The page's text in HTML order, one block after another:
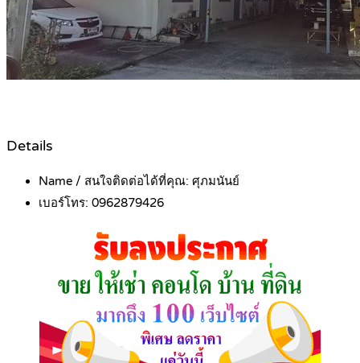
Details
Name / สนใจติดต่อได้ที่คุณ: ศุภมนันย์
เบอร์โทร: 0962879426